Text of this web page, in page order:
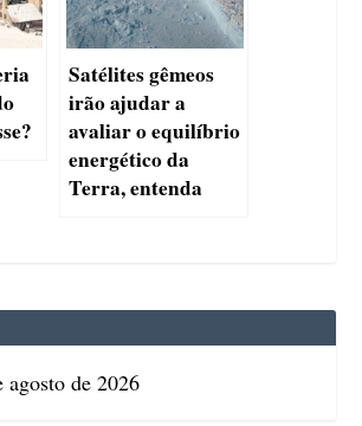
Satélites gêmeos
irão ajudar a
avaliar o equilíbrio
energético da
Terra, entenda
agosto de 2026